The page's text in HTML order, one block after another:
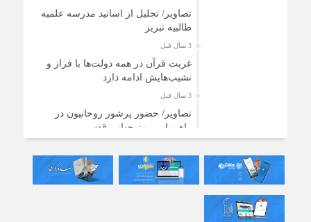
تصاویر/ تجلیل از اساتید مدرسه علمیه
طالبیه تبریز
3 سال قبل
غربت قرآن در همه دولت‌ها با فراز و
نشیب‌هایش ادامه دارد
3 سال قبل
تصاویر/ حضور پرشور روحانیون در
راهپیمایی روز جهانی قدس
توزیع ۲۰۰ بسته معیشتی بین نیازمندان
تبریزی